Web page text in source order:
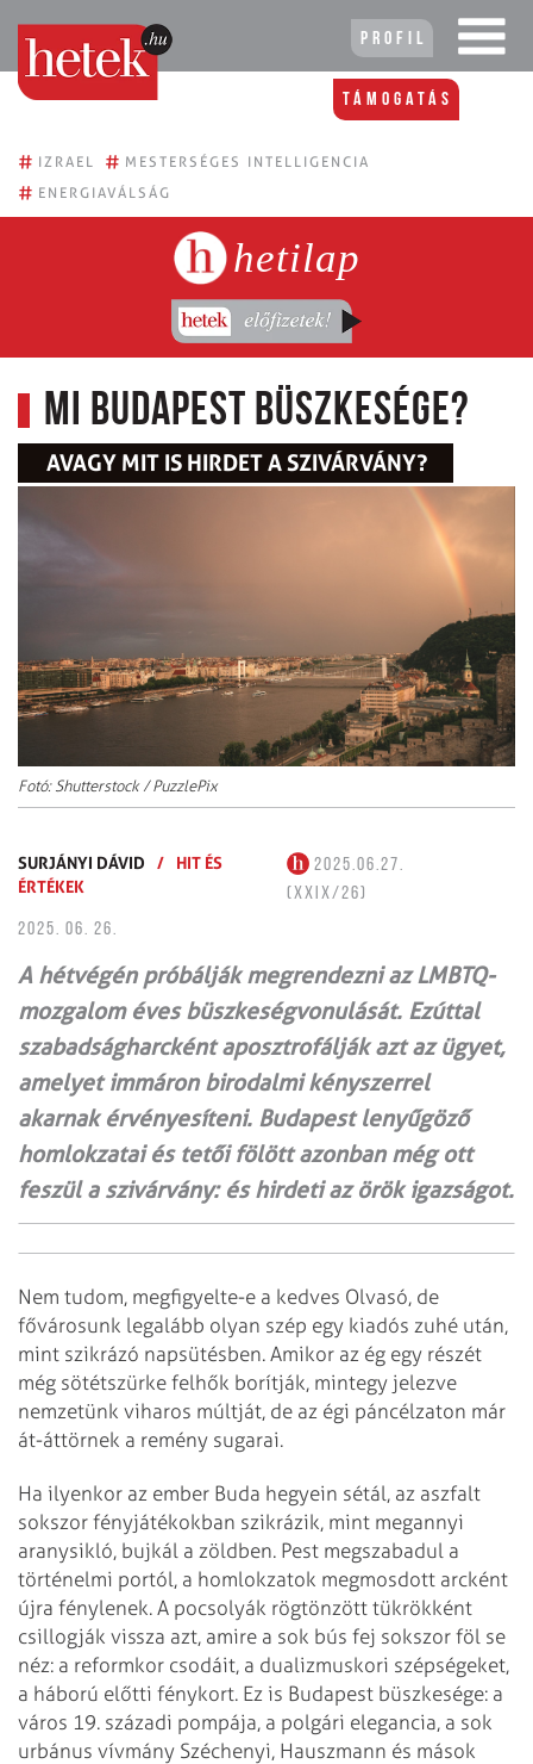
Profil
Támogatás
# IZRAEL # MESTERSÉGES INTELLIGENCIA
# ENERGIAVÁLSÁG
hetilap
Mi Budapest büszkesége?
AVAGY MIT IS HIRDET A SZIVÁRVÁNY?
Fotó: Shutterstock / PuzzlePix
SURJÁNYI DÁVID /
HIT ÉS
ÉRTÉKEK
2025.06.27.
(XXIX/26)
2025. 06. 26.
A hétvégén próbálják megrendezni az LMBTQ-
mozgalom éves büszkeségvonulását. Ezúttal
szabadságharcként aposztrofálják azt az ügyet,
amelyet immáron birodalmi kényszerrel
akarnak érvényesíteni. Budapest lenyűgöző
homlokzatai és tetői fölött azonban még ott
feszül a szivárvány: és hirdeti az örök igazságot.
Nem tudom, megfigyelte-e a kedves Olvasó, de
fővárosunk legalább olyan szép egy kiadós zuhé után,
mint szikrázó napsütésben. Amikor az ég egy részét
még sötétszürke felhők borítják, mintegy jelezve
nemzetünk viharos múltját, de az égi páncélzaton már
át-áttörnek a remény sugarai.
Ha ilyenkor az ember Buda hegyein sétál, az aszfalt
sokszor fényjátékokban szikrázik, mint megannyi
aranysikló, bujkál a zöldben. Pest megszabadul a
történelmi portól, a homlokzatok megmosdott arcként
újra fénylenek. A pocsolyák rögtönzött tükrökként
csillogják vissza azt, amire a sok bús fej sokszor föl se
néz: a reformkor csodáit, a dualizmuskori szépségeket,
a háború előtti fénykort. Ez is Budapest büszkesége: a
város 19. századi pompája, a polgári elegancia, a sok
urbánus vívmány Széchenyi, Hauszmann és mások